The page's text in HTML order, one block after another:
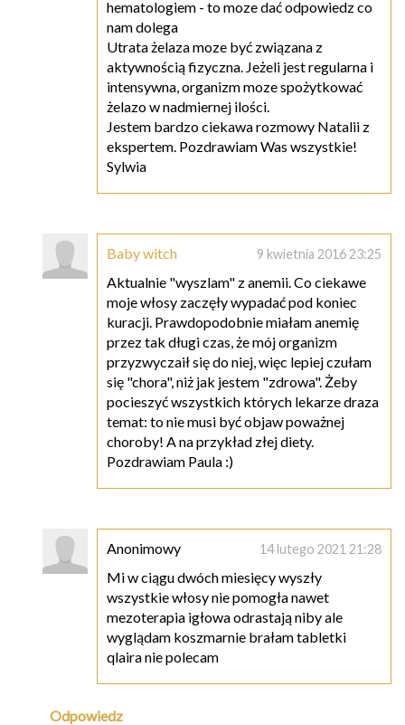
hematologiem - to moze dać odpowiedz co
nam dolega
Utrata żelaza moze być związana z
aktywnością fizyczna. Jeżeli jest regularna i
intensywna, organizm moze spożytkować
żelazo w nadmiernej ilości.
Jestem bardzo ciekawa rozmowy Natalii z
ekspertem. Pozdrawiam Was wszystkie!
Sylwia
Baby witch 9 kwietnia 2016 23:25
Aktualnie "wyszlam" z anemii. Co ciekawe
moje włosy zaczęły wypadać pod koniec
kuracji. Prawdopodobnie miałam anemię
przez tak długi czas, że mój organizm
przyzwyczaił się do niej, więc lepiej czułam
się "chora", niż jak jestem "zdrowa". Żeby
pocieszyć wszystkich których lekarze draza
temat: to nie musi być objaw poważnej
choroby! A na przykład złej diety.
Pozdrawiam Paula :)
Anonimowy 14 lutego 2021 21:28
Mi w ciągu dwóch miesięcy wyszły
wszystkie włosy nie pomogła nawet
mezoterapia igłowa odrastają niby ale
wyglądam koszmarnie brałam tabletki
qlaira nie polecam
Odpowiedz